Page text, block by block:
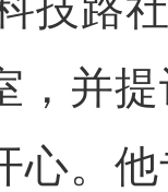
，并
心。